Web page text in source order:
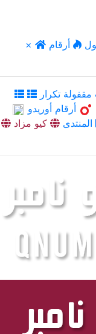
×
أرقام
تكرار
أرقام أوريدو
المنتدى
كيو مزاد